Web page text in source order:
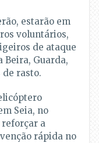
estarão em
voluntários,
de ataque
Beira, Guarda,
de rasto.
Seia, no
reforçar a
rápida no